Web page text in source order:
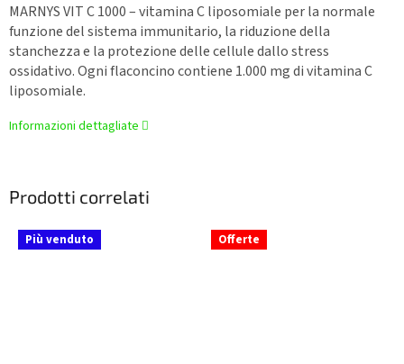
MARNYS VIT C 1000 – vitamina C liposomiale per la normale
funzione del sistema immunitario, la riduzione della
stanchezza e la protezione delle cellule dallo stress
ossidativo. Ogni flaconcino contiene 1.000 mg di vitamina C
liposomiale.
Informazioni dettagliate
Prodotti correlati
Più venduto Offerte